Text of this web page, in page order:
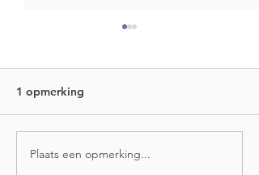
Omgeving nieuwe Gerrit
1 opmerking
Plaats een opmerking...